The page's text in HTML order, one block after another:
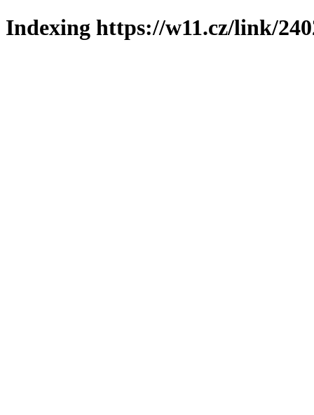
Indexing https://w11.cz/link/